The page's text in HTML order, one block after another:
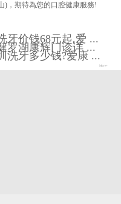
，期待為您的口腔健康服務!
牙价钱68元起,爱 ...
罗湖康辉门诊详 ...
洗牙多少钱?爱康 ...
More+